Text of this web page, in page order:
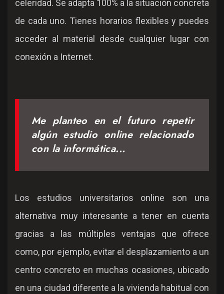
celeridad. Se adapta 100% a la situación concreta
de cada uno. Tienes horarios flexibles y puedes
acceder al material desde cualquier lugar con
conexión a Internet.
Me planteo en el futuro repetir
algún estudio online relacionado
con la informática...
Los estudios universitarios online son una
alternativa muy interesante a tener en cuenta
gracias a las múltiples ventajas que ofrece
como, por ejemplo, evitar el desplazamiento a un
centro concreto en muchas ocasiones, ubicado
en una ciudad diferente a la vivienda habitual con